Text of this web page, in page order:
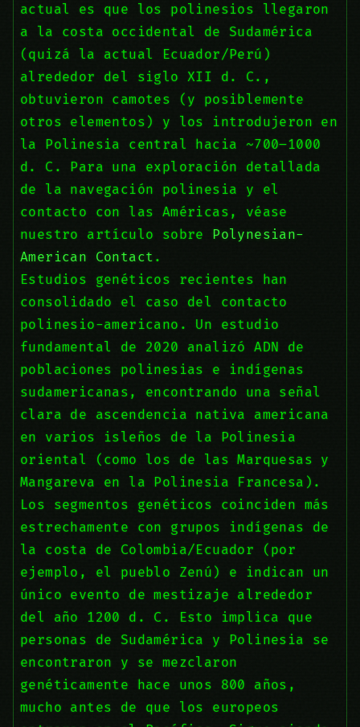
actual es que los polinesios llegaron
a la costa occidental de Sudamérica
(quizá la actual Ecuador/Perú)
alrededor del siglo XII d. C.,
obtuvieron camotes (y posiblemente
otros elementos) y los introdujeron en
la Polinesia central hacia ~700–1000
d. C. Para una exploración detallada
de la navegación polinesia y el
contacto con las Américas, véase
nuestro artículo sobre Polynesian-
American Contact .
Estudios genéticos recientes han
consolidado el caso del contacto
polinesio-americano. Un estudio
fundamental de 2020 analizó ADN de
poblaciones polinesias e indígenas
sudamericanas, encontrando una señal
clara de ascendencia nativa americana
en varios isleños de la Polinesia
oriental (como los de las Marquesas y
Mangareva en la Polinesia Francesa).
Los segmentos genéticos coinciden más
estrechamente con grupos indígenas de
la costa de Colombia/Ecuador (por
ejemplo, el pueblo Zenú) e indican un
único evento de mestizaje alrededor
del año 1200 d. C. Esto implica que
personas de Sudamérica y Polinesia se
encontraron y se mezclaron
genéticamente hace unos 800 años,
mucho antes de que los europeos